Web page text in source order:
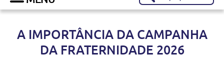
A IMPORTÂNCIA DA CAMPANHA
DA FRATERNIDADE 2026